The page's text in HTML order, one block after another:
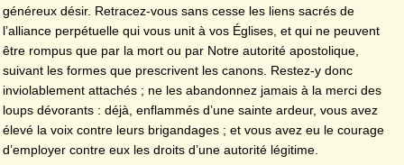
généreux désir. Retracez-vous sans cesse les liens sacrés de
l’alliance perpétuelle qui vous unit à vos Églises, et qui ne peuvent
être rompus que par la mort ou par Notre autorité apostolique,
suivant les formes que prescrivent les canons. Restez-y donc
inviolablement attachés ; ne les abandonnez jamais à la merci des
loups dévorants : déjà, enflammés d’une sainte ardeur, vous avez
élevé la voix contre leurs brigandages ; et vous avez eu le courage
d’employer contre eux les droits d’une autorité légitime.